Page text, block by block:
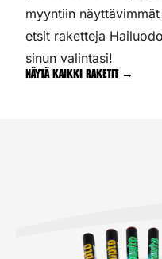
myyntiin
etsit raketteja
sinun valintasi!
Näytä kaikki raketit →